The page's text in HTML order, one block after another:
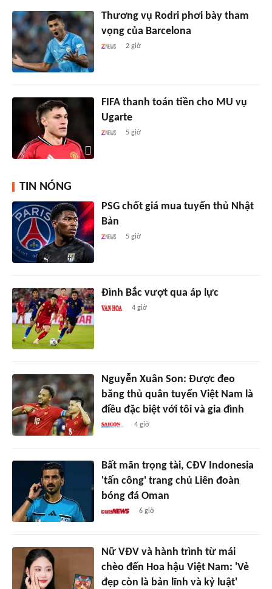
Thương vụ Rodri phơi bày tham
vọng của Barcelona
2 giờ
FIFA thanh toán tiền cho MU vụ
Ugarte
5 giờ
TIN NÓNG
PSG chốt giá mua tuyển thủ Nhật
Bản
5 giờ
Đình Bắc vượt qua áp lực
4 giờ
Nguyễn Xuân Son: Được đeo
băng thủ quân tuyển Việt Nam là
điều đặc biệt với tôi và gia đình
4 giờ
Bất mãn trọng tài, CĐV Indonesia
'tấn công' trang chủ Liên đoàn
bóng đá Oman
6 giờ
Nữ VĐV và hành trình từ mái
chèo đến Hoa hậu Việt Nam: 'Vẻ
đẹp còn là bản lĩnh và kỷ luật'